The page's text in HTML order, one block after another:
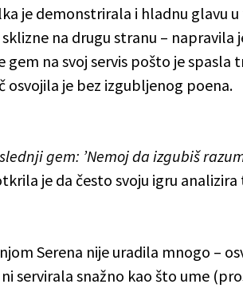
je demonstrirala i hladnu glavu
na drugu stranu – napravila
gem na svoj servis pošto je
osvojila je bez izgubljenog poena.
gem: ’Nemoj da izgubiš
je da često svoju igru
Serena nije uradila mnogo –
servirala snažno kao što ume